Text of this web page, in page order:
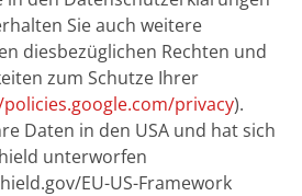
Sie auch weitere
diesbezüglichen Rechten und
zum Schutze Ihrer
privacy).
Daten in den USA und hat sich
unterworfen
EU-US-Framework